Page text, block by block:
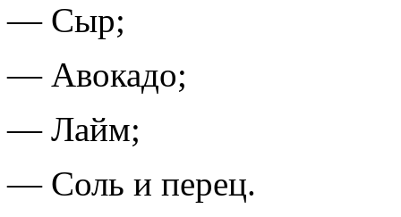
— Сыр;
— Авокадо;
— Лайм;
— Соль и перец.